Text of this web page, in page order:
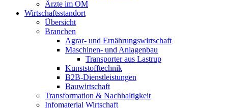
Ärzte im OM
Wirtschaftsstandort
Übersicht
Branchen
Agrar- und Ernährungswirtschaft
Maschinen- und Anlagenbau
Transporter aus Lastrup
Kunststofftechnik
B2B-Dienstleistungen
Bauwirtschaft
Transformation & Nachhaltigkeit
Infomaterial Wirtschaft